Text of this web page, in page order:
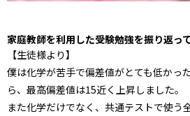
家庭教師を利用した受験勉強を振り返っ
【生徒様より】
僕は化学が苦手で偏差値がとても低かっ
ら、最高偏差値は15近く上昇しました。
また化学だけでなく、共通テストで使う